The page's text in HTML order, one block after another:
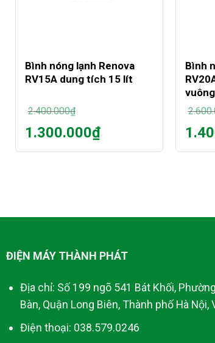
Bình nóng lạnh Renova
RV15A dung tích 15 lít
2.400.000₫
Giá
gốc
là:
1.300.000₫
Bình
vuông
Giá
gốc
là:
ĐIỆN MÁY THÀNH PHÁT
Địa chỉ: Số 199 ngõ 541 Bát Khối,
Bàn, Quận Long Biên, Thành phố Hà Nội,
Điện thoại: 038.579.0246